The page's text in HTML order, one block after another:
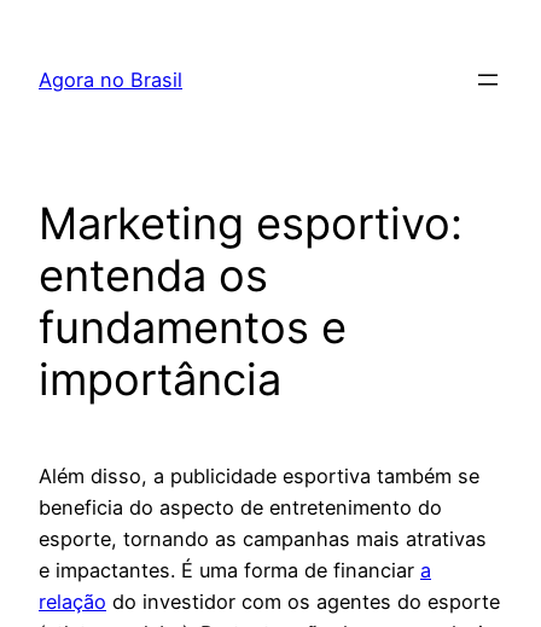
Agora no Brasil
Marketing esportivo:
entenda os
fundamentos e
importância
Além disso, a publicidade esportiva também se
beneficia do aspecto de entretenimento do
esporte, tornando as campanhas mais atrativas
e impactantes. É uma forma de financiar a
relação do investidor com os agentes do esporte